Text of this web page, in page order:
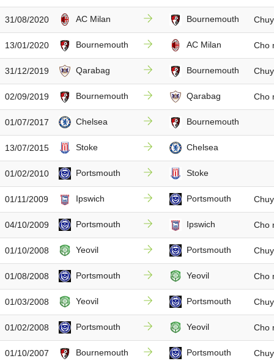
31/08/2020 AC Milan Bournemouth
13/01/2020 Bournemouth AC Milan Cho
31/12/2019 Qarabag Bournemouth
02/09/2019 Bournemouth Qarabag Cho
01/07/2017 Chelsea Bournemouth
13/07/2015 Stoke Chelsea
01/02/2010 Portsmouth Stoke
01/11/2009 Ipswich Portsmouth
04/10/2009 Portsmouth Ipswich Cho
01/10/2008 Yeovil Portsmouth
01/08/2008 Portsmouth Yeovil Cho
01/03/2008 Yeovil Portsmouth
01/02/2008 Portsmouth Yeovil Cho
01/10/2007 Bournemouth Portsmouth